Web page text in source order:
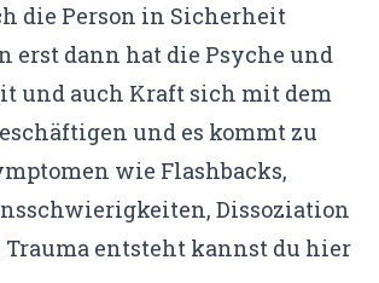
die Person in Sicherheit
erst dann hat die Psyche und
und auch Kraft sich mit dem
und es kommt zu
wie Flashbacks,
Dissoziation
entsteht kannst du hier